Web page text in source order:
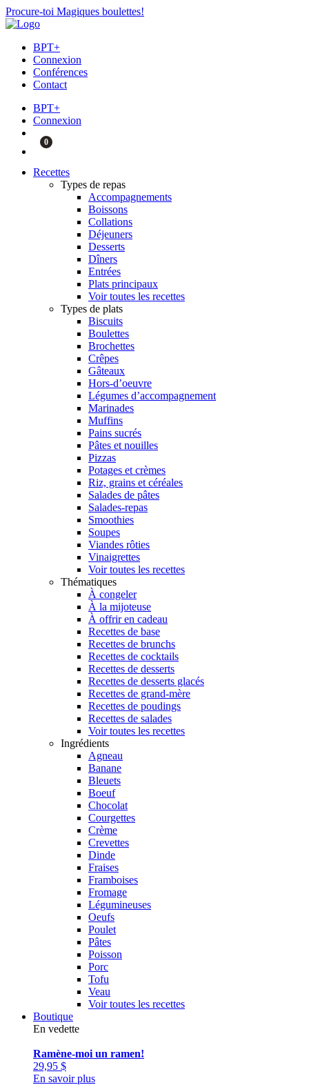
Procure-toi Magiques boulettes!
BPT+
Connexion
Conférences
Contact
BPT+
Connexion
0
Recettes
Types de repas
Accompagnements
Boissons
Collations
Déjeuners
Desserts
Dîners
Entrées
Plats principaux
Voir toutes les recettes
Types de plats
Biscuits
Boulettes
Brochettes
Crêpes
Gâteaux
Hors-d’oeuvre
Légumes d’accompagnement
Marinades
Muffins
Pains sucrés
Pâtes et nouilles
Pizzas
Potages et crèmes
Riz, grains et céréales
Salades de pâtes
Salades-repas
Smoothies
Soupes
Viandes rôties
Vinaigrettes
Voir toutes les recettes
Thématiques
À congeler
À la mijoteuse
À offrir en cadeau
Recettes de base
Recettes de brunchs
Recettes de cocktails
Recettes de desserts
Recettes de desserts glacés
Recettes de grand-mère
Recettes de poudings
Recettes de salades
Voir toutes les recettes
Ingrédients
Agneau
Banane
Bleuets
Boeuf
Chocolat
Courgettes
Crème
Crevettes
Dinde
Fraises
Framboises
Fromage
Légumineuses
Oeufs
Poulet
Pâtes
Poisson
Porc
Tofu
Veau
Voir toutes les recettes
Boutique
En vedette
Ramène-moi un ramen!
29,95 $
En savoir plus